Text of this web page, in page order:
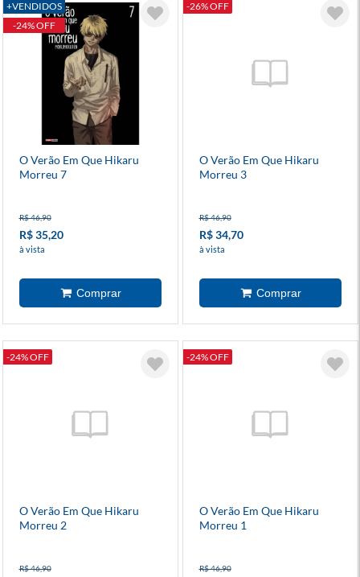
+VENDIDOS
-24% OFF
O Verão Em Que Hikaru
Morreu 7
R$ 46,90
R$ 35,20
à vista
-26% OFF
O Verão Em Que Hikaru
Morreu 3
R$ 46,90
R$ 34,70
à vista
-24% OFF
O Verão Em Que Hikaru
Morreu 2
R$ 46,90
-24% OFF
O Verão Em Que Hikaru
Morreu 1
R$ 46,90